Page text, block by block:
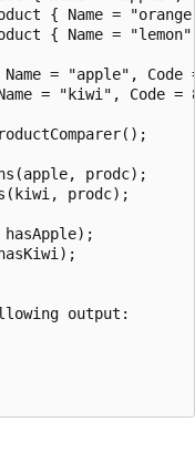
{ Name =
{ Name =
= "apple",
= "kiwi", Code
prodc);
prodc);
output: